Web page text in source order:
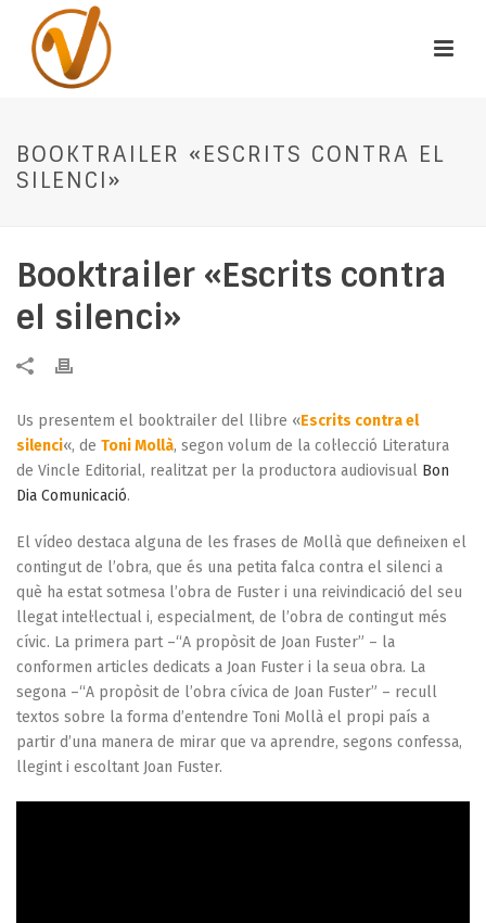
BOOKTRAILER «ESCRITS CONTRA EL
SILENCI»
Booktrailer «Escrits contra
el silenci»
Us presentem el booktrailer del llibre «Escrits contra el
silenci«, de Toni Mollà, segon volum de la col·lecció Literatura
de Vincle Editorial, realitzat per la productora audiovisual Bon
Dia Comunicació.
El vídeo destaca alguna de les frases de Mollà que defineixen el
contingut de l’obra, que és una petita falca contra el silenci a
què ha estat sotmesa l’obra de Fuster i una reivindicació del seu
llegat intel·lectual i, especialment, de l’obra de contingut més
cívic. La primera part –“A propòsit de Joan Fuster” – la
conformen articles dedicats a Joan Fuster i la seua obra. La
segona –“A propòsit de l’obra cívica de Joan Fuster” – recull
textos sobre la forma d’entendre Toni Mollà el propi país a
partir d’una manera de mirar que va aprendre, segons confessa,
llegint i escoltant Joan Fuster.